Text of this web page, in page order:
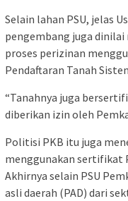
Selain lahan PSU, jelas
pengembang juga
proses perizinan
Pendaftaran Tanah
“Tanahnya juga
diberikan izin oleh
Politisi PKB itu juga
menggunakan sertifikat
Akhirnya selain PSU
asli daerah (PAD) dari